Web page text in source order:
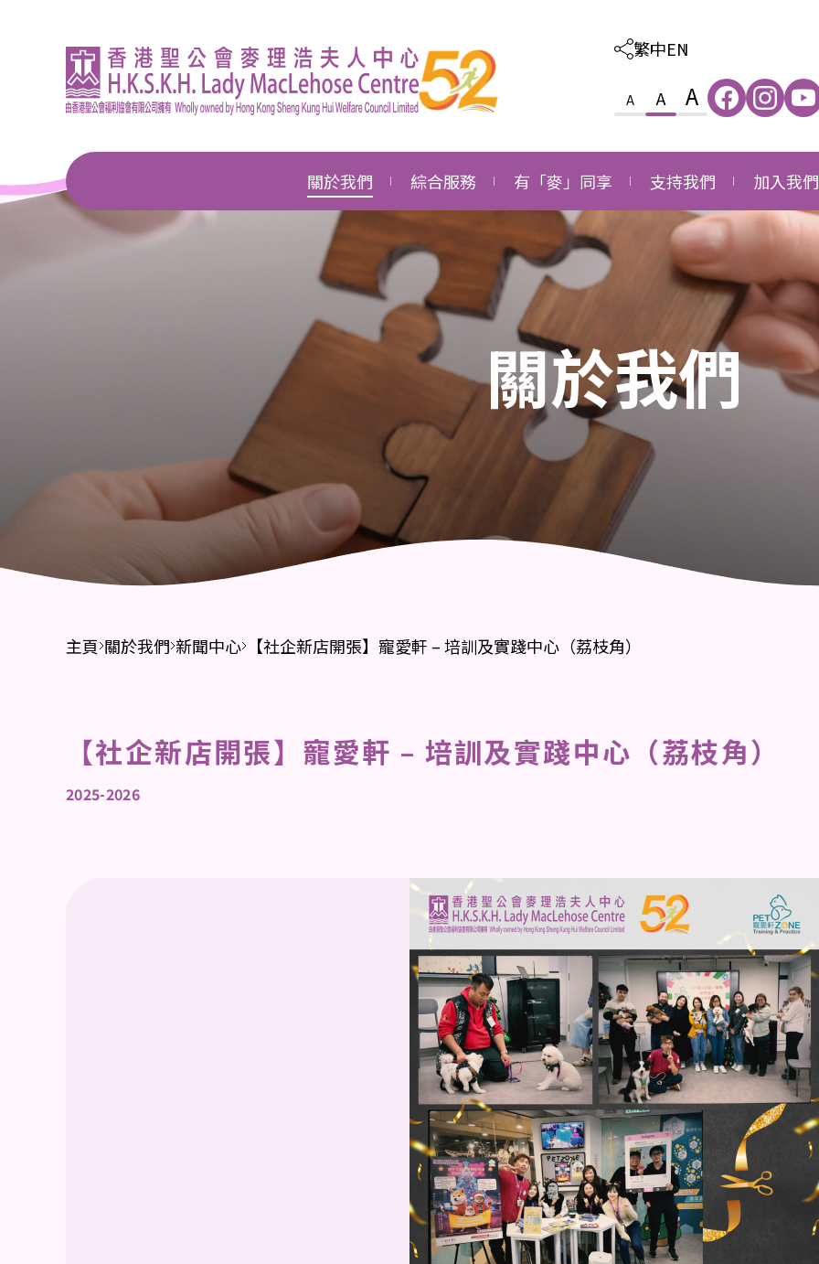
繁中EN
A A A
關於我們
機構簡介
總幹事的話
企業管治
獎項及殊榮
綜合服務
照顧及教育綜合服務
家庭及社區綜合服務
就業發展綜合服務
長者社區支援綜合服務
長者社區照顧綜合服務
社區健康綜合服務
有「麥」同享
感恩
成長
同行
支持我們
外購服務
捐款支持
成為義工
成為企業伙伴
鳴謝
加入我們
職位空缺
職位申請
關於我們
主頁 關於我們 新聞中心 【社企新店開張】寵愛軒 – 培訓及實踐中心（荔枝角）
【社企新店開張】寵愛軒 – 培訓及實踐中心（荔枝角）
2025-2026